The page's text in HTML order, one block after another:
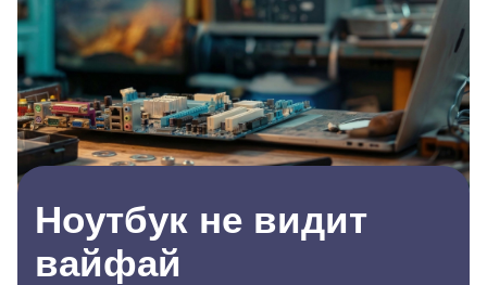
Ноутбук не видит
вайфай